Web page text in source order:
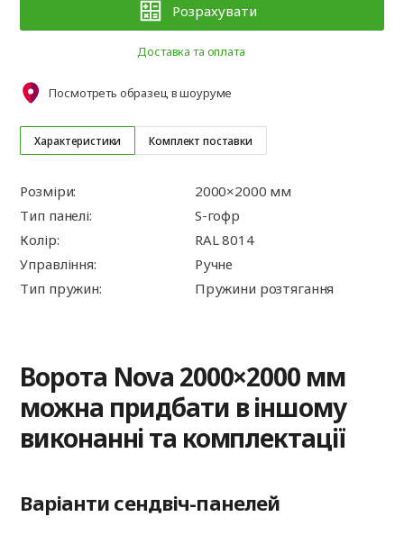
Характеристики Комплект поставки
Розміри:
2000×2000 мм
Тип панелі:
S-гофр
Колір:
RAL 8014
Управління:
Ручне
Тип пружин:
Пружини розтягання
Розрахувати
Доставка та оплата
Посмотреть образец в шоуруме
Ворота Nova 2000×2000 мм
можна придбати в іншому
виконанні та комплектації
Варіанти сендвіч-панелей